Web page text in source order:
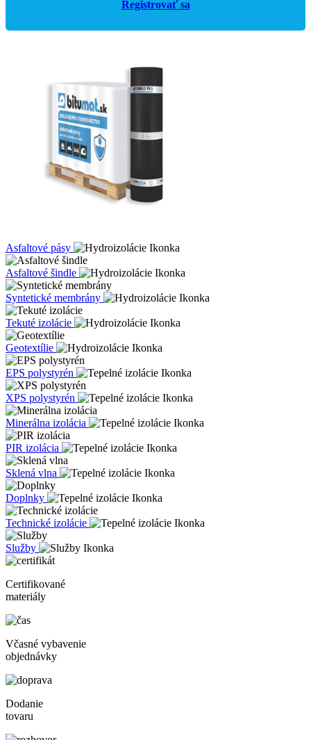
Registrovať sa
Asfaltové pásy
Asfaltové šindle
Syntetické membrány
Tekuté izolácie
Geotextílie
EPS polystyrén
XPS polystyrén
Minerálna izolácia
PIR izolácia
Sklená vlna
Doplnky
Technické izolácie
Služby
Certifikované
materiály
Včasné vybavenie
objednávky
Dodanie
tovaru